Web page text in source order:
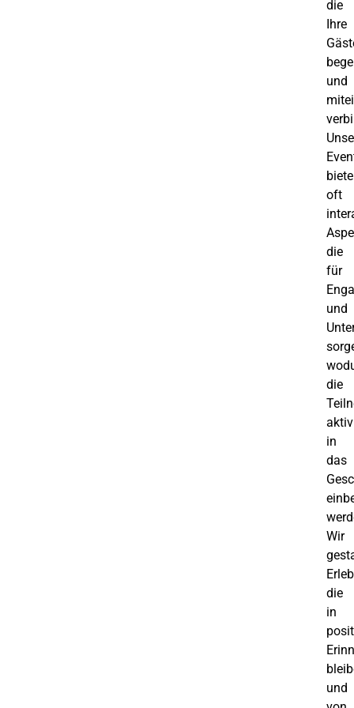
die
Ihre
und
oft
die
für
und
die
aktiv
in
das
Wir
die
in
und